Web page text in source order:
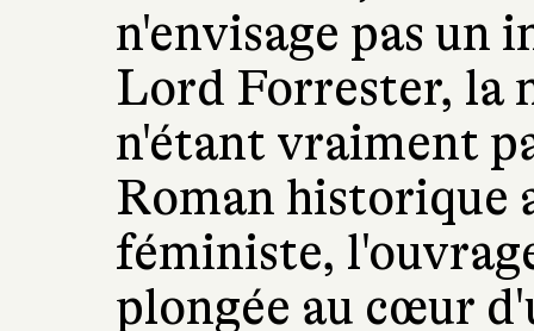
n'envisage pas un
Lord Forrester, la
n'étant vraiment
Roman
féministe,
plongée au cœur